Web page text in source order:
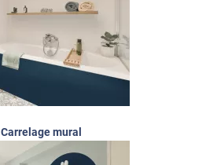
Carrelage mural